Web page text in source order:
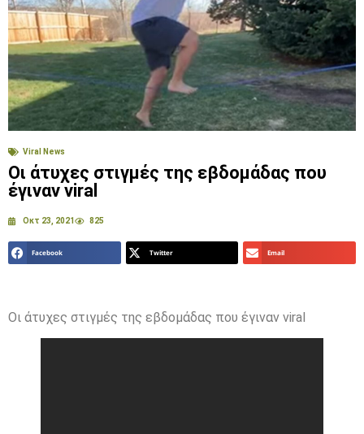
Viral News
Οι άτυχες στιγμές της εβδομάδας που
έγιναν viral
Οκτ 23, 2021 825
Facebook Twitter Email
Οι άτυχες στιγμές της εβδομάδας που έγιναν viral